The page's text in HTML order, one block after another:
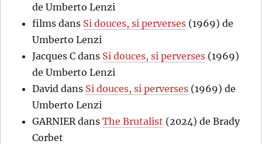
de Umberto Lenzi
films dans Si douces, si perverses (1969) de
Umberto Lenzi
Jacques C dans Si douces, si perverses (1969)
de Umberto Lenzi
David dans Si douces, si perverses (1969) de
Umberto Lenzi
GARNIER dansThe Brutalist (2024) de Brady
Corbet